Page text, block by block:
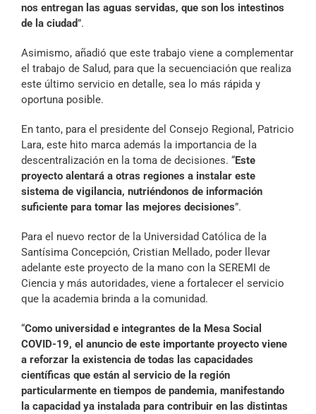
nos entregan las aguas servidas, que son los intestinos
de la ciudad”.
Asimismo, añadió que este trabajo viene a complementar
el trabajo de Salud, para que la secuenciación que realiza
este último servicio en detalle, sea lo más rápida y
oportuna posible.
En tanto, para el presidente del Consejo Regional, Patricio
Lara, este hito marca además la importancia de la
descentralización en la toma de decisiones. “Este
proyecto alentará a otras regiones a instalar este
sistema de vigilancia, nutriéndonos de información
suficiente para tomar las mejores decisiones”.
Para el nuevo rector de la Universidad Católica de la
Santísima Concepción, Cristian Mellado, poder llevar
adelante este proyecto de la mano con la SEREMI de
Ciencia y más autoridades, viene a fortalecer el servicio
que la academia brinda a la comunidad.
“Como universidad e integrantes de la Mesa Social
COVID-19, el anuncio de este importante proyecto viene
a reforzar la existencia de todas las capacidades
científicas que están al servicio de la región
particularmente en tiempos de pandemia, manifestando
la capacidad ya instalada para contribuir en las distintas